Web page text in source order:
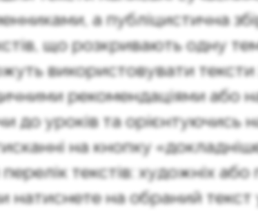
а публіцистична
що розкривають одну
використовувати
рекомендаціями або
до уроків та орієнтуючись
на кнопку
текстів: художніх
натиснете на обраний текст у